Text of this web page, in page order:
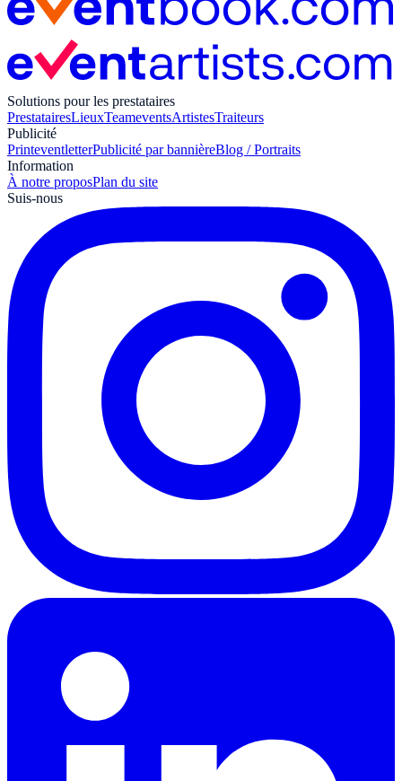
Solutions pour les prestataires
PrestatairesLieuxTeameventsArtistesTraiteurs
Publicité
PrinteventletterPublicité par bannièreBlog / Portraits
Information
À notre proposPlan du site
Suis-nous